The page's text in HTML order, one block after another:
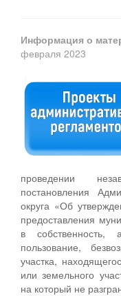
Информация о
февраля 2023
проведении
постановления
округа «Об
предоставления
в собственность,
пользование,
участка,
или земельного
на который не